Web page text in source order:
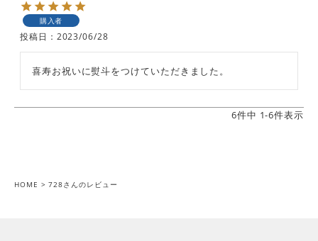
購入者
投稿日 2023/06/28
6件中 1-6件表示
HOME 728さんのレビュー